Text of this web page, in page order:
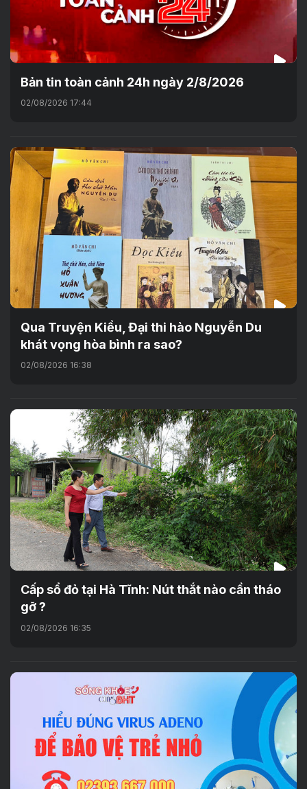
Bản tin toàn cảnh 24h ngày 2/8/2026
02/08/2026 17:44
Qua Truyện Kiều, Đại thi hào Nguyễn Du
khát vọng hòa bình ra sao?
02/08/2026 16:38
Cấp sổ đỏ tại Hà Tĩnh: Nút thắt nào cần tháo
gỡ ?
02/08/2026 16:35